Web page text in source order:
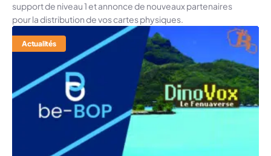
support de niveau 1 et annonce de nouveaux partenaires
pour la distribution de vos cartes physiques.
Actualités